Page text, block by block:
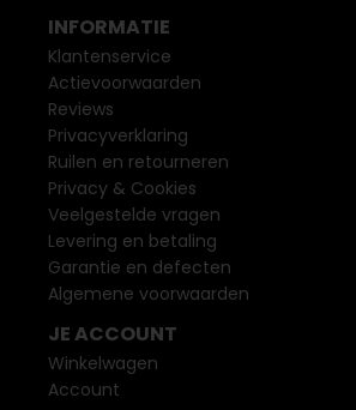
INFORMATIE
Klantenservice
Actievoorwaarden
Reviews
Privacyverklaring
Ruilen en retourneren
Privacy & Cookies
Veelgestelde vragen
Levering en betaling
Garantie en defecten
Algemene voorwaarden
JE ACCOUNT
Winkelwagen
Account